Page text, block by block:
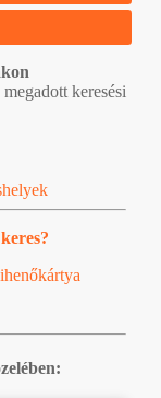
keresési